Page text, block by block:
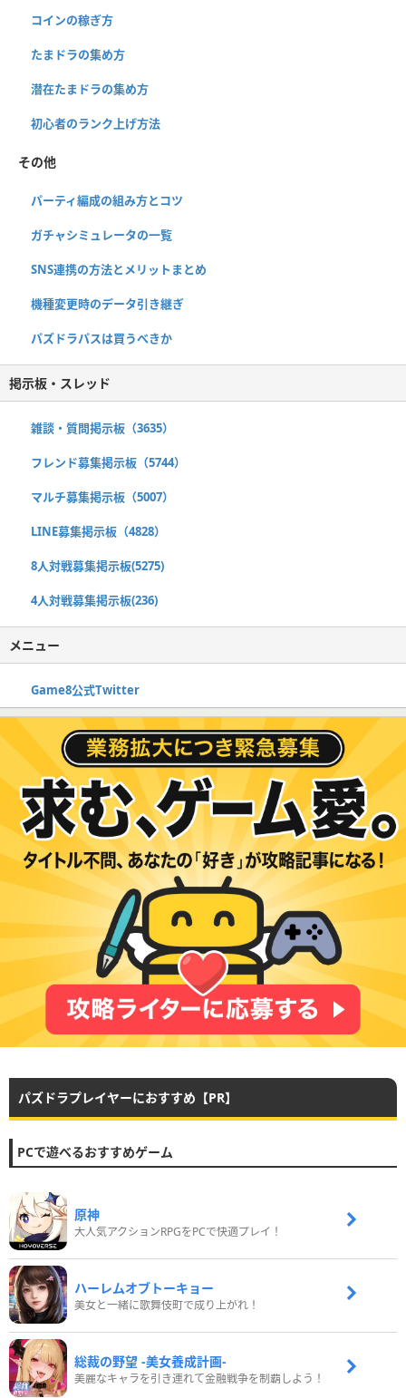
コインの稼ぎ方
たまドラの集め方
潜在たまドラの集め方
初心者のランク上げ方法
その他
パーティ編成の組み方とコツ
ガチャシミュレータの一覧
SNS連携の方法とメリットまとめ
機種変更時のデータ引き継ぎ
パズドラパスは買うべきか
掲示板・スレッド
雑談・質問掲示板（3635）
フレンド募集掲示板（5744）
マルチ募集掲示板（5007）
LINE募集掲示板（4828）
8人対戦募集掲示板(5275)
4人対戦募集掲示板(236)
メニュー
Game8公式Twitter
パズドラプレイヤーにおすすめ【PR】
PCで遊べるおすすめゲーム
原神
大人気アクションRPGをPCで快適プレイ！
ハーレムオブトーキョー
美女と一緒に歌舞伎町で成り上がれ！
総裁の野望 -美女養成計画-
美麗なキャラを引き連れて金融戦争を制覇しよう！